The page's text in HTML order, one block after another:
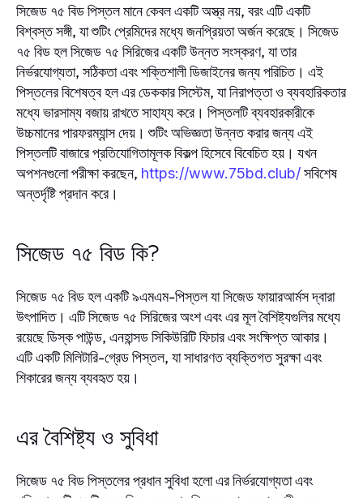
সিজেড ৭৫ বিড পিস্তল মানে কেবল একটি অস্ত্র নয়, বরং এটি একটি
বিশ্বস্ত সঙ্গী, যা শুটিং প্রেমিদের মধ্যে জনপ্রিয়তা অর্জন করেছে। সিজেড
৭৫ বিড হল সিজেড ৭৫ সিরিজের একটি উন্নত সংস্করণ, যা তার
নির্ভরযোগ্যতা, সঠিকতা এবং শক্তিশালী ডিজাইনের জন্য পরিচিত। এই
পিস্তলের বিশেষত্ব হল এর ডেককার সিস্টেম, যা নিরাপত্তা ও ব্যবহারিকতার
মধ্যে ভারসাম্য বজায় রাখতে সাহায্য করে। পিস্তলটি ব্যবহারকারীকে
উচ্চমানের পারফরম্যান্স দেয়। শুটিং অভিজ্ঞতা উন্নত করার জন্য এই
পিস্তলটি বাজারে প্রতিযোগিতামূলক বিকল্প হিসেবে বিবেচিত হয়। যখন
অপশনগুলো পরীক্ষা করছেন, https://www.75bd.club/সবিশেষ
অন্তর্দৃষ্টি প্রদান করে।
সিজেড ৭৫ বিড কি?
সিজেড ৭৫ বিড হল একটি ৯এমএম-পিস্তল যা সিজেড ফায়ারআর্মস দ্বারা
উৎপাদিত। এটি সিজেড ৭৫ সিরিজের অংশ এবং এর মূল বৈশিষ্ট্যগুলির মধ্যে
রয়েছে ডিস্ক পাউন্ড, এনহান্সড সিকিউরিটি ফিচার এবং সংক্ষিপ্ত আকার।
এটি একটি মিলিটারি-গ্রেড পিস্তল, যা সাধারণত ব্যক্তিগত সুরক্ষা এবং
শিকারের জন্য ব্যবহৃত হয়।
এর বৈশিষ্ট্য ও সুবিধা
সিজেড ৭৫ বিড পিস্তলের প্রধান সুবিধা হলো এর নির্ভরযোগ্যতা এবং